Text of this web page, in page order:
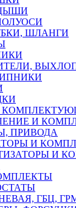
ШЛАНГИ
И
ПРИВОДА
И
И
ГБЦ,